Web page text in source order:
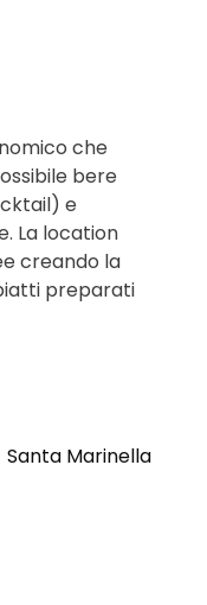
che
bere
e
La location
creando la
preparati
Santa Marinella